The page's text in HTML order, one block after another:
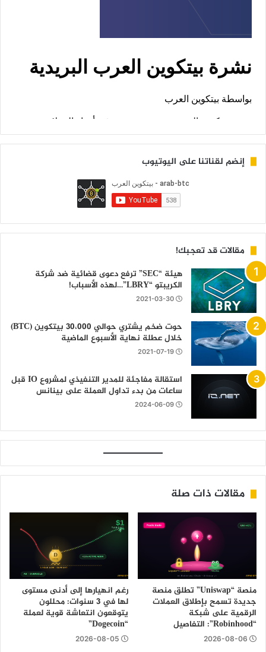
إنضم لقناتنا على اليوتيوب
مقالات قد تعجبك!
هيئة “SEC” ترفع دعوى قضائية ضد شركة
الكريبتو “LBRY”…لهذه الأسباب!
2021-03-30
حوت ضخم يشتري حوالي 30،000 بيتكوين (BTC)
خلال عطلة نهاية الأسبوع الماضية
2021-07-19
استقالة مفاجئة للمدير التنفيذي لمشروع IO قبل
ساعات من بدء تداول العملة على بينانس
2024-06-09
مقالات ذات صلة
منصة “Uniswap” تطلق منصة
جديدة تسمح بإطلاق العملات
الرقمية على شبكة
“Robinhood”: التفاصيل
2026-08-06
رغم انهيارها إلى أدنى مستوى
لها في 3 سنوات: محللون
يتوقعون انتعاشة قوية لعملة
“Dogecoin”
2026-08-05